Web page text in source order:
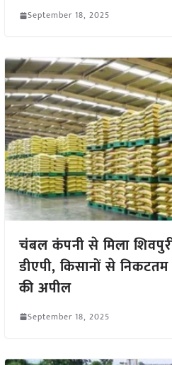
September 18, 2025
चंबल कंपनी से मिला
डीएपी, किसानों से
की अपील
September 18, 2025